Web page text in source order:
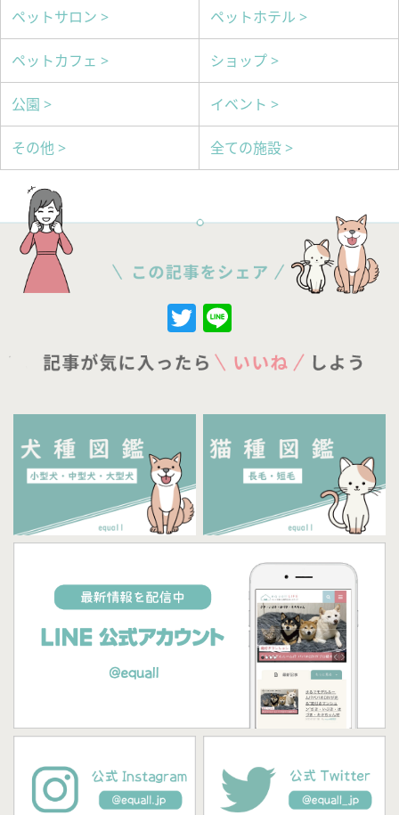
ペットサロン > ペットホテル >
ペットカフェ > ショップ >
公園 > イベント >
その他 > 全ての施設 >
Twitter